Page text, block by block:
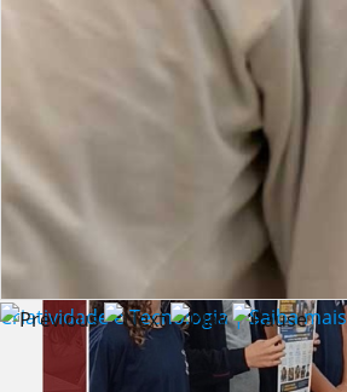
Criatividade e Tecnologia | Saiba mais